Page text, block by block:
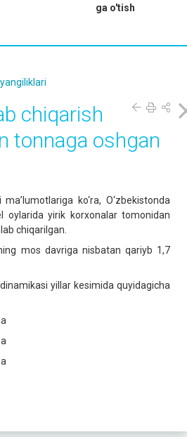
ga o'tish
chiqarish
tonnaga oshgan
ko‘ra, O‘zbekistonda
oylarida yirik korxonalar tomonidan
chiqarilgan.
mos davriga nisbatan qariyb 1,7
yillar kesimida quyidagicha